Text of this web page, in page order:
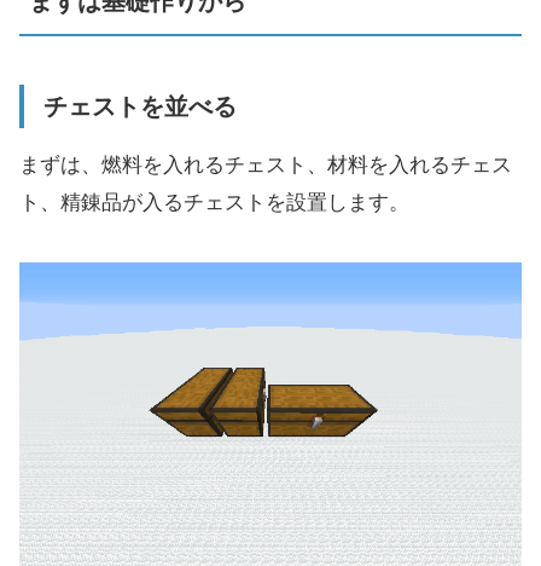
チェストを並べる
まずは、燃料を入れるチェスト、材料を入れるチェス
ト、精錬品が入るチェストを設置します。